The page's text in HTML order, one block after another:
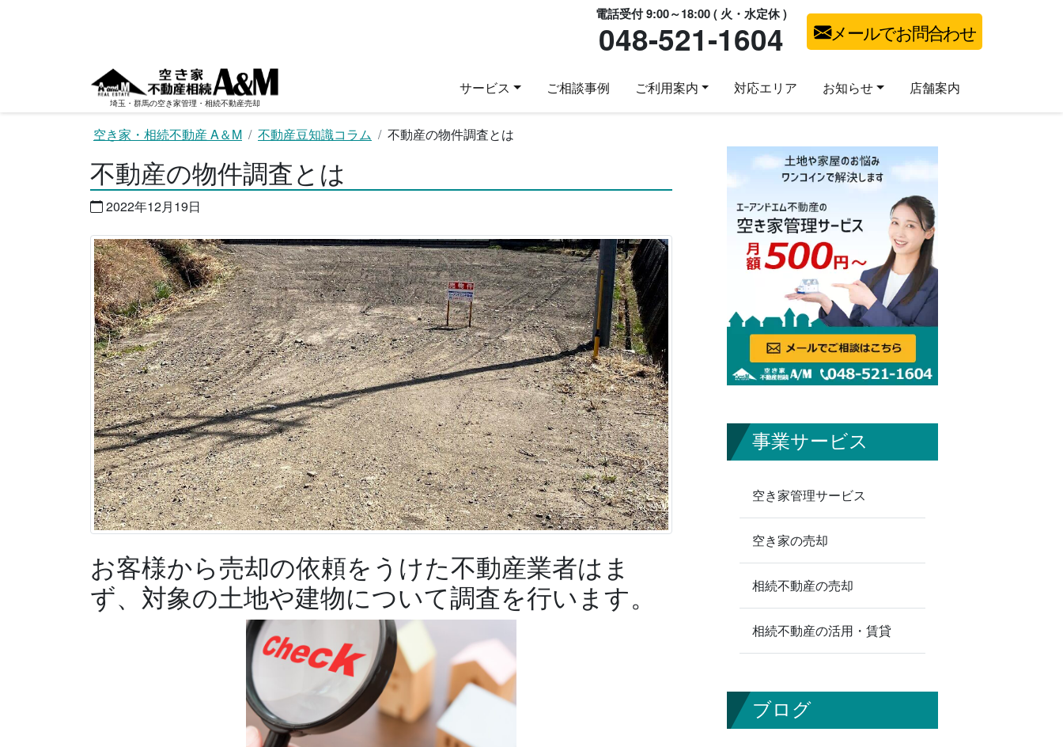
埼玉・群馬の空き家管理・相続不動産売却
サービス ご相談事例 ご利用案内 対応エリア お知らせ 店舗案内
電話受付 9:00～18:00 ( 火・水定休 )
048-521-1604 メールでお問合わせ
空き家・相続不動産 A＆M 不動産豆知識コラム 不動産の物件調査とは
不動産の物件調査とは
2022年12月19日
お客様から売却の依頼をうけた不動産業者はま
ず、対象の土地や建物について調査を行います。
事業サービス
空き家管理サービス
空き家の売却
相続不動産の売却
相続不動産の活用・賃貸
ブログ